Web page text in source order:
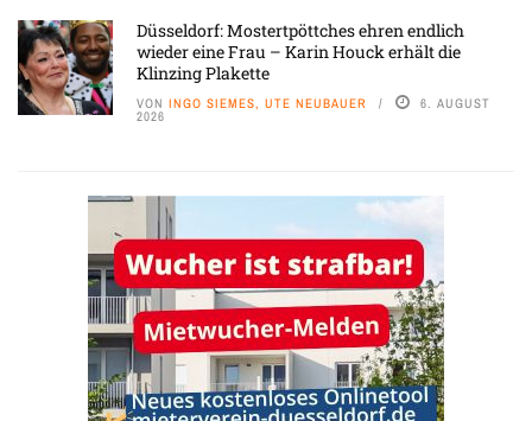
Düsseldorf: Mostertpöttches ehren endlich
wieder eine Frau – Karin Houck erhält die
Klinzing Plakette
VON INGO SIEMES, UTE NEUBAUER 6. AUGUST
2026